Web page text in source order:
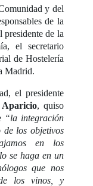
y del
de la
de la
el secretario
de Hostelería
Madrid.
el presidente
Aparicio, quiso
“la integración
de los objetivos
en los
se haga en un
que nos
los vinos, y